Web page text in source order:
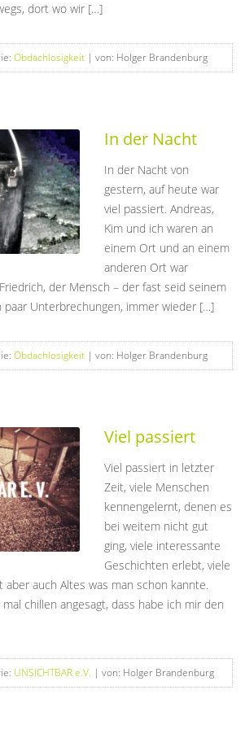
dort wo wir […]
Obdachlosigkeit | von: Holger Brandenburg
In der Nacht
In der Nacht von
gestern, auf heute war
viel passiert. Andreas,
Kim und ich waren an
einem Ort und an einem
anderen Ort war
der Mensch – der fast seid seinem
paar Unterbrechungen, immer wieder […]
Obdachlosigkeit | von: Holger Brandenburg
Viel passiert
Viel passiert in letzter
Zeit, viele Menschen
kennengelernt, denen es
bei weitem nicht gut
ging, viele interessante
Geschichten erlebt, viele
aber auch Altes was man schon kannte.
chillen angesagt, dass habe ich mir den
UNSICHTBAR e.V. | von: Holger Brandenburg